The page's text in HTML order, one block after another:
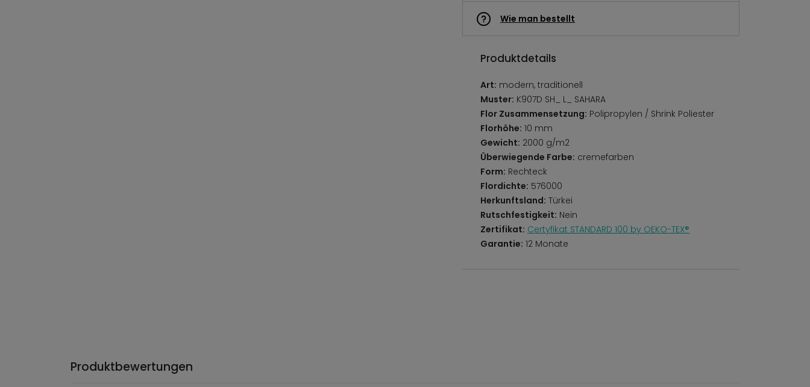
Wie man bestellt
Produktdetails
Art: modern, traditionell
Muster: K907D SH_ L_ SAHARA
Flor Zusammensetzung: Polipropylen / Shrink Poliester
Florhöhe: 10 mm
Gewicht: 2000 g/m2
Überwiegende Farbe: cremefarben
Form: Rechteck
Flordichte: 576000
Herkunftsland: Türkei
Rutschfestigkeit: Nein
Zertifikat: Certyfikat STANDARD 100 by OEKO-TEX®
Garantie: 12 Monate
Produktbewertungen